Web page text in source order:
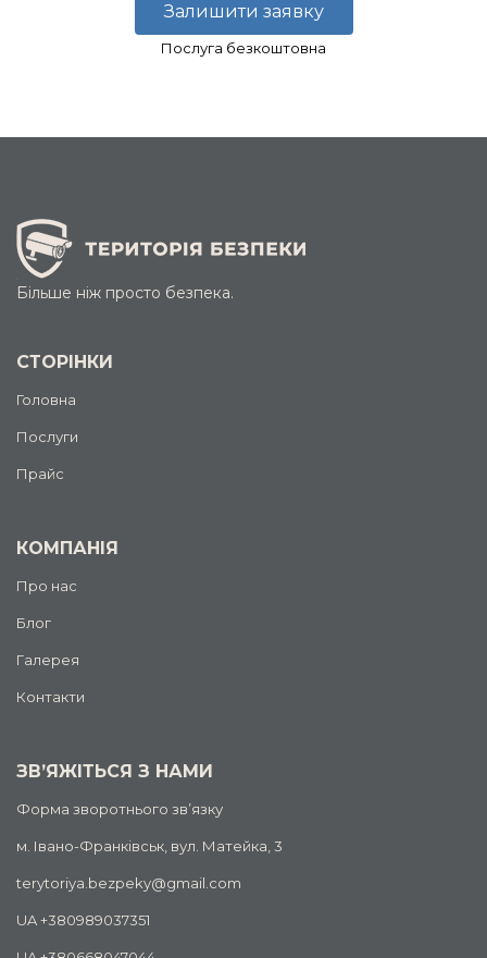
Залишити заявку
Послуга безкоштовна
Більше ніж просто безпека.
СТОРІНКИ
Головна
Послуги
Прайс
КОМПАНІЯ
Про нас
Блог
Галерея
Контакти
ЗВ’ЯЖІТЬСЯ З НАМИ
Форма зворотнього зв’язку
м. Івано-Франківськ, вул. Матейка, 3
terytoriya.bezpeky@gmail.com
UA +380989037351